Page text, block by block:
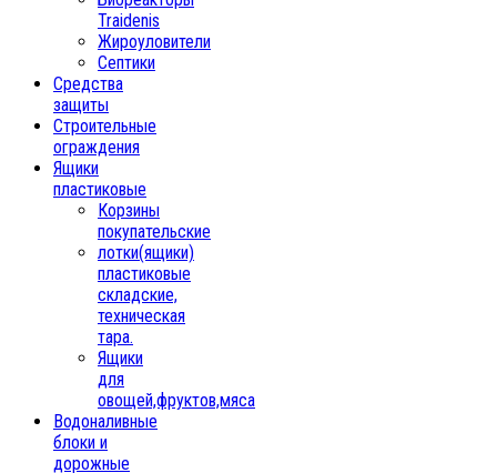
Traidenis
Жироуловители
Септики
Средства
защиты
Строительные
ограждения
Ящики
пластиковые
Корзины
покупательские
лотки(ящики)
пластиковые
складские,
техническая
тара.
Ящики
для
овощей,фруктов,мяса
Водоналивные
блоки и
дорожные